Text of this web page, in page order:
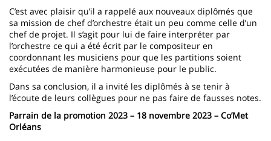
C’est avec plaisir qu’il a rappelé aux nouveaux diplômés que
sa mission de chef d’orchestre était un peu comme celle d’un
chef de projet. Il s’agit pour lui de faire interpréter par
l’orchestre ce qui a été écrit par le compositeur en
coordonnant les musiciens pour que les partitions soient
exécutées de manière harmonieuse pour le public.
Dans sa conclusion, il a invité les diplômés à se tenir à
l’écoute de leurs collègues pour ne pas faire de fausses notes.
Parrain de la promotion 2023 – 18 novembre 2023 – Co’Met
Orléans